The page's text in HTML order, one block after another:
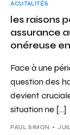
ACUTALITÉS
les raisons
assurance
onéreuse
Face à une
question des
devient
situation ne […]
PAUL SIMON